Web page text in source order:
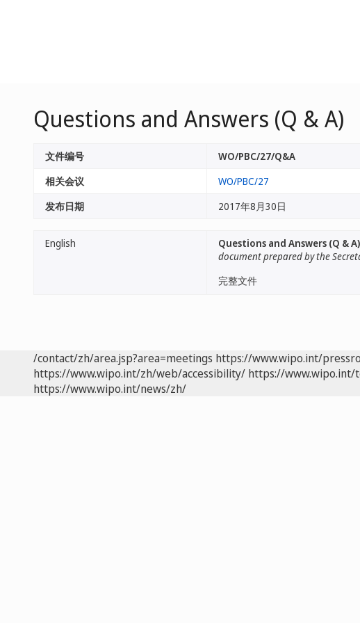
Questions and Answers (Q & A)
文件编号
WO/PBC/27/Q&A
相关会议
WO/PBC/27
发布日期
2017年8月30日
English
Questions and Answers (Q & A)
document prepared by the
完整文件
/contact/zh/area.jsp?area=meetings https://www.wipo.int/
https://www.wipo.int/zh/web/accessibility/ https://www.wipo.int/
https://www.wipo.int/news/zh/